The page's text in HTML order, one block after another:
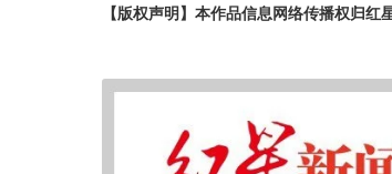
【版权声明】本作品信息网络传播权归